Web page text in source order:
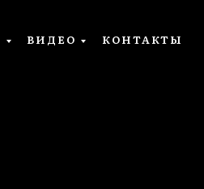
ВИДЕО КОНТАКТЫ